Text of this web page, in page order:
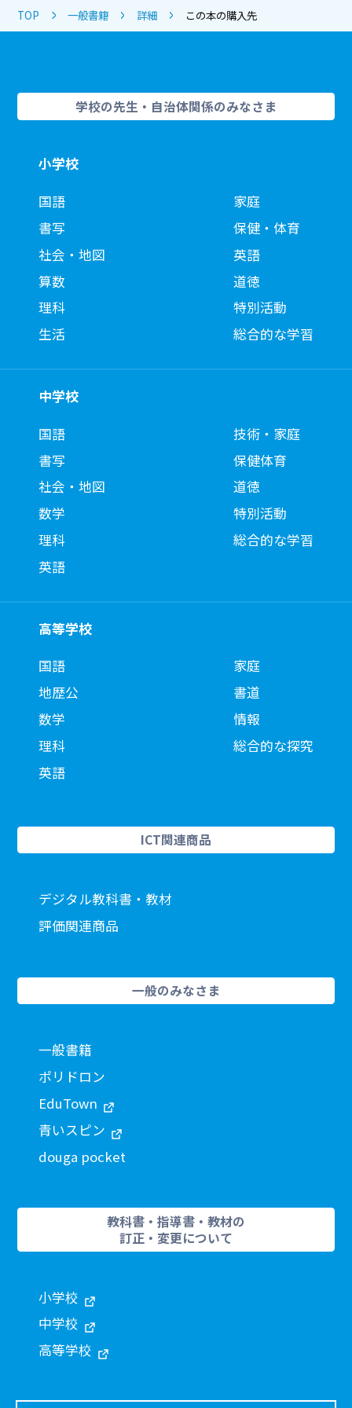
TOP 一般書籍 詳細 この本の購入先
学校の先生・自治体関係のみなさま
小学校
国語
書写
社会・地図
算数
理科
生活
家庭
保健・体育
英語
道徳
特別活動
総合的な学習
中学校
国語
書写
社会・地図
数学
理科
英語
技術・家庭
保健体育
道徳
特別活動
総合的な学習
高等学校
国語
地歴公
数学
理科
英語
家庭
書道
情報
総合的な探究
ICT関連商品
デジタル教科書・教材
評価関連商品
一般のみなさま
一般書籍
ポリドロン
EduTown
青いスピン
douga pocket
教科書・指導書・教材の
訂正・変更について
小学校
中学校
高等学校